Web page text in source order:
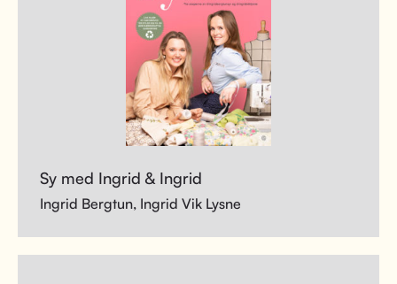
Sy med Ingrid & Ingrid
Ingrid Bergtun, Ingrid Vik Lysne